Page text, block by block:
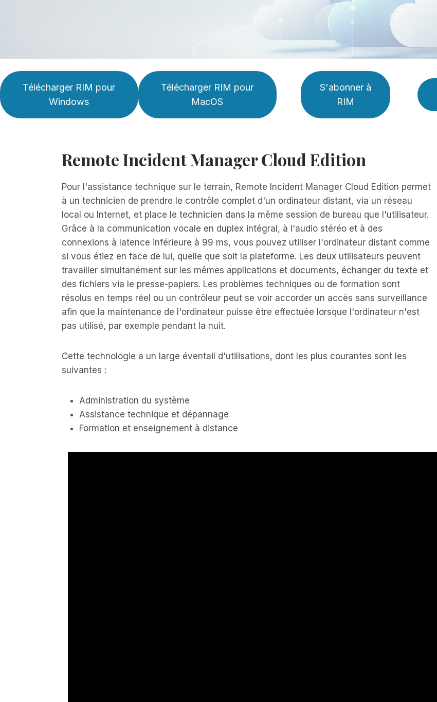
Télécharger RIM pour
Windows
Télécharger RIM pour
MacOS
S'abonner à
RIM
Remote Incident Manager Cloud Edition
Pour l'assistance technique sur le terrain, Remote Incident Manager Cloud Edition permet
à un technicien de prendre le contrôle complet d'un ordinateur distant, via un réseau
local ou Internet, et place le technicien dans la même session de bureau que l'utilisateur.
Grâce à la communication vocale en duplex intégral, à l'audio stéréo et à des
connexions à latence inférieure à 99 ms, vous pouvez utiliser l'ordinateur distant comme
si vous étiez en face de lui, quelle que soit la plateforme. Les deux utilisateurs peuvent
travailler simultanément sur les mêmes applications et documents, échanger du texte et
des fichiers via le presse-papiers. Les problèmes techniques ou de formation sont
résolus en temps réel ou un contrôleur peut se voir accorder un accès sans surveillance
afin que la maintenance de l'ordinateur puisse être effectuée lorsque l'ordinateur n'est
pas utilisé, par exemple pendant la nuit.
Cette technologie a un large éventail d'utilisations, dont les plus courantes sont les
suivantes :
Administration du système
Assistance technique et dépannage
Formation et enseignement à distance